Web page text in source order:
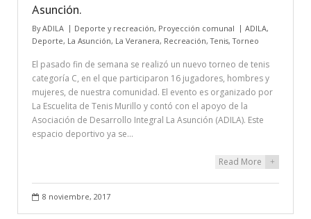
Asunción.
ByADILA Deporte y recreación, Proyección comunal ADILA,
Deporte, La Asunción, La Veranera, Recreación,Tenis,Torneo
El pasado fin de semana se realizó un nuevo torneo de tenis
categoría C, en el que participaron 16 jugadores, hombres y
mujeres, de nuestra comunidad. El evento es organizado por
La Escuelita de Tenis Murillo y contó con el apoyo de la
Asociación de Desarrollo Integral La Asunción (ADILA). Este
espacio deportivo ya se…
Read More +
8 noviembre, 2017